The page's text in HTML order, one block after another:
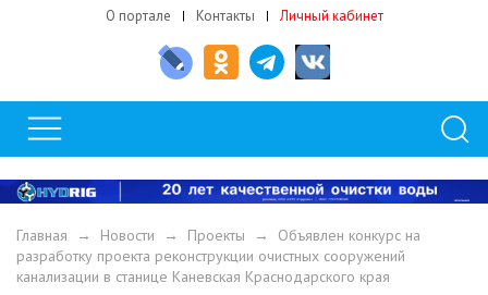
О портале Контакты Личный кабинет
Главная → Новости → Проекты → Объявлен конкурс на
разработку проекта реконструкции очистных сооружений
канализации в станице Каневская Краснодарского края